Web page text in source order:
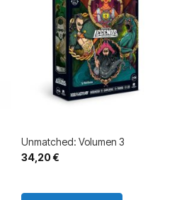
Unmatched: Volumen 3
34,20 €